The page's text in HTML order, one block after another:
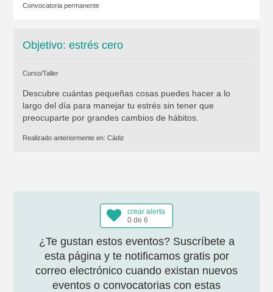
Convocatoria permanente
Objetivo: estrés cero
Curso/Taller
Descubre cuántas pequeñas cosas puedes hacer a lo
largo del día para manejar tu estrés sin tener que
preocuparte por grandes cambios de hábitos.
Realizado anteriormente en: Cádiz
crear alerta
0 de 6
¿Te gustan estos eventos? Suscríbete a
esta página y te notificamos gratis por
correo electrónico cuando existan nuevos
eventos o convocatorias con estas